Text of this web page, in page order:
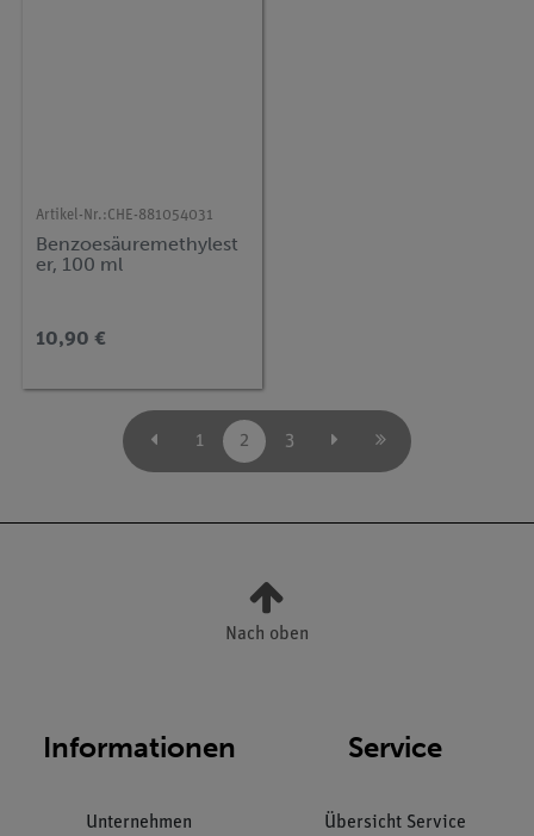
Artikel-Nr.:CHE-881054031
Benzoesäuremethylest
er, 100 ml
10,90 €
1 2 3
Nach oben
Informationen
Unternehmen
Service
Übersicht Service